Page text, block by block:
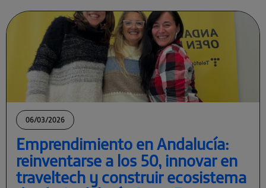
06/03/2026
Emprendimiento en Andalucía:
reinventarse a los 50, innovar en
traveltech y construir ecosistema